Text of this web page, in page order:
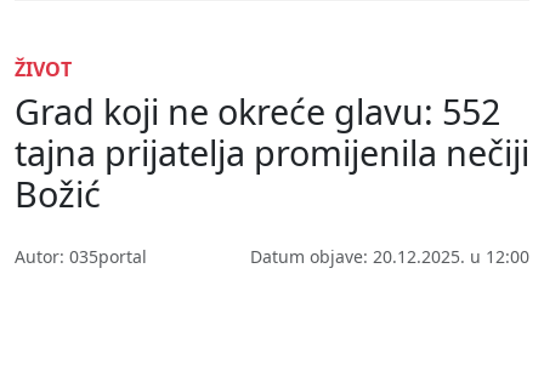
ŽIVOT
Grad koji ne okreće glavu: 552
tajna prijatelja promijenila nečiji
Božić
Autor: 035portal Datum objave: 20.12.2025. u 12:00